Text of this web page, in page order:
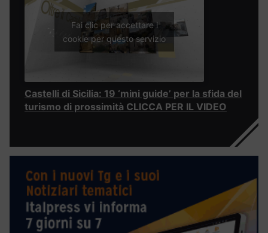
Fai clic per accettare i
cookie per questo servizio
Castelli di Sicilia: 19 ‘mini guide’ per la sfida del
turismo di prossimità CLICCA PER IL VIDEO